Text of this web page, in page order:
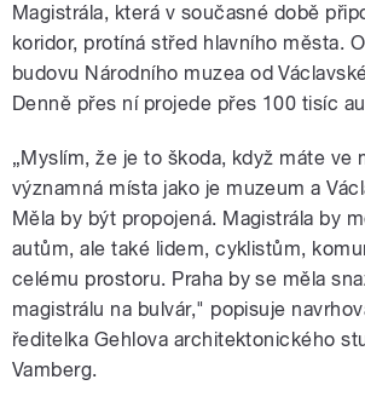
Magistrála, která v současné době
koridor, protíná střed hlavního města.
budovu Národního muzea od
Denně přes ní projede přes 100 tisíc
„Myslím, že je to škoda, když máte ve
významná místa jako je muzeum a
Měla by být propojená. Magistrála by
autům, ale také lidem, cyklistům,
celému prostoru. Praha by se měla
magistrálu na bulvár," popisuje
ředitelka Gehlova architektonického
Vamberg.